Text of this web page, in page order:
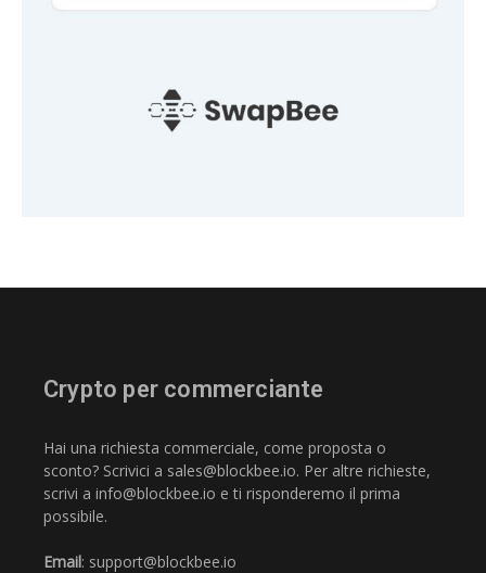
Crypto per commerciante
Hai una richiesta commerciale, come proposta o
sconto? Scrivici a sales@blockbee.io. Per altre richieste,
scrivi a info@blockbee.io e ti risponderemo il prima
possibile.
Email: support@blockbee.io